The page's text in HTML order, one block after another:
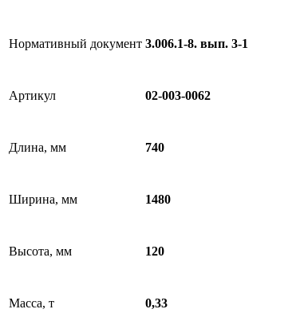
Нормативный документ 3.006.1-8. вып. 3-1
Артикул 02-003-0062
Длина, мм 740
Ширина, мм 1480
Высота, мм 120
Масса, т 0,33